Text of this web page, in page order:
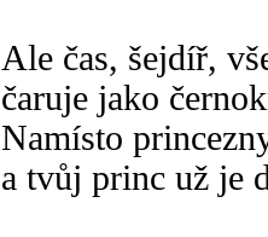
Ale čas, šejdíř,
čaruje jako
Namísto
a tvůj princ už je